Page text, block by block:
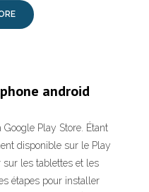
android
Play Store. Étant
disponible sur le Play
sur les tablettes et les
étapes pour installer